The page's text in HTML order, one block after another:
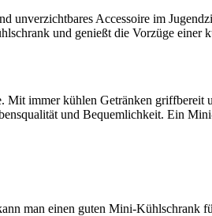
unverzichtbares Accessoire im
und genießt die Vorzüge einer
immer kühlen Getränken
und Bequemlichkeit. Ein
man einen guten Mini-Kühlschrank